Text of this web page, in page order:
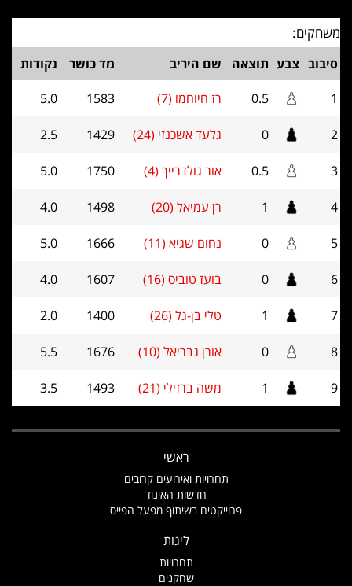
משחקים:
סיבוב צבע תוצאה שם היריב מד כושר
נקודות
1
0.5 רז חיוחמו (7) 1583
5.0
2
0 גלעד אשכנזי (24) 1429
2.5
3
0.5 אור גולדרייך (4) 1750
5.0
4
1 רן עמיאל (20) 1498
4.0
5
0 נחום שגיא (11) 1666
5.0
6
0 בועז טוביס (16) 1607
4.0
7
1 טלי בן-גל (26) 1400
2.0
8
0 אורן גבריאל (10) 1676
5.5
9
1 משה ברזילי (21) 1493
3.5
ראשי
תחרויות ואירועים קרובים
חדשות האיגוד
פרוייקטים בשיתוף מפעל הפייס
ליגות
תחרויות
שחקנים